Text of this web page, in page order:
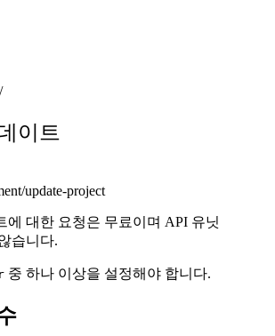
/
이트
/update-project
에 대한 요청은 무료이며 API 유닛
습니다.
중 하나 이상을 설정해야 합니다.